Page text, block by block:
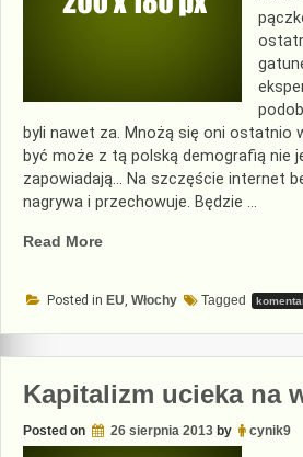
byli nawet za. Mnożą się oni ostatnio
być może z tą polską demografią nie
zapowiadają… Na szczęście internet
nagrywa i przechowuje. Będzie …
Read More„Po
Italeave”
Posted in EU, Włochy Tagged
Kapitalizm ucieka na
Posted on 26 sierpnia 2013 by cynik9